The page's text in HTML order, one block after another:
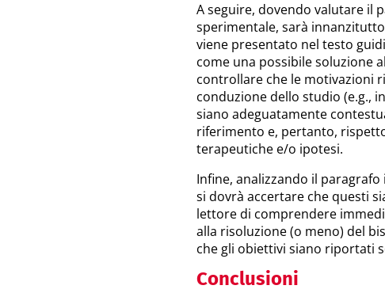
A seguire, dovendo valutare il
sperimentale, sarà
viene presentato nel testo
come una possibile soluzione
controllare che le motivazioni
conduzione dello studio (e.g.,
siano adeguatamente
riferimento e, pertanto,
terapeutiche e/o ipotesi.
Infine, analizzando il
si dovrà accertare che questi
lettore di comprendere
alla risoluzione (o meno) del
che gli obiettivi siano riportati
Conclusioni